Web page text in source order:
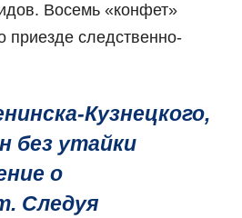
Восемь «конфет»
приезде следственно-
Кузнецкого,
без утайки
о
Следуя